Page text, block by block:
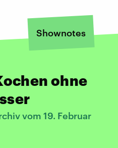
Shownotes
ohne
vom 19. Februar